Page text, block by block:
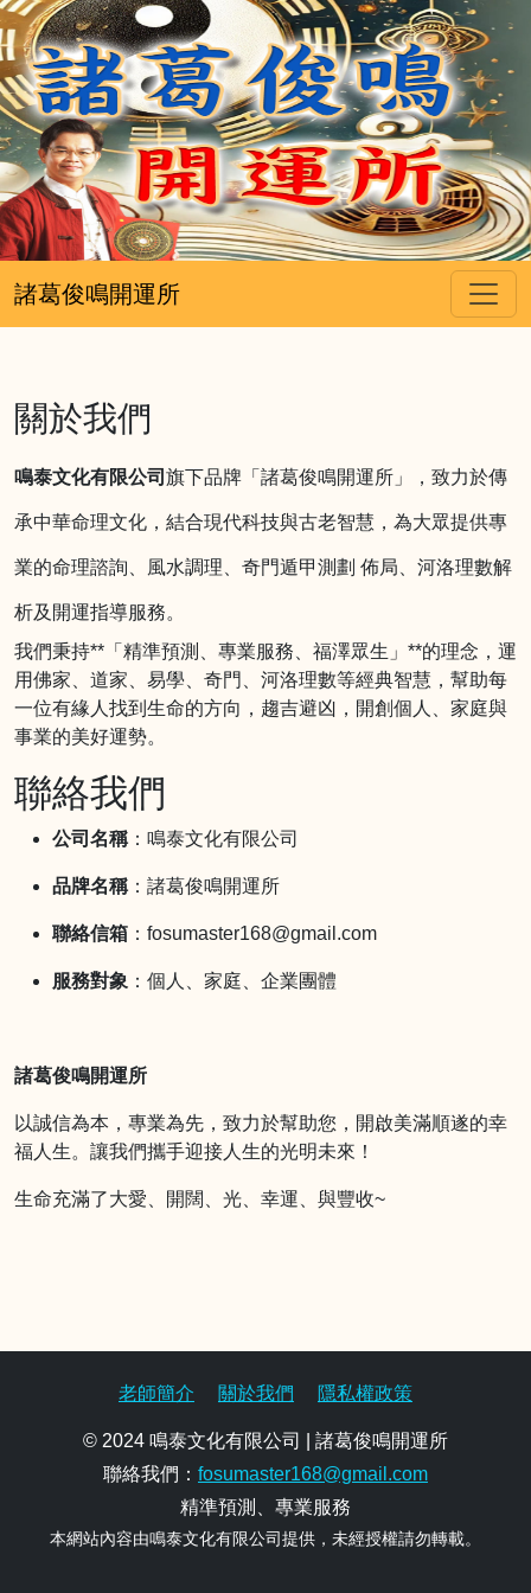
諸葛俊鳴開運所
關於我們
鳴泰文化有限公司 旗下品牌「諸葛俊鳴開運所」，致力於傳
承中華命理文化，結合現代科技與古老智慧，為大眾提供專
業的命理諮詢、風水調理、奇門遁甲測劃 佈局、河洛理數解
析及開運指導服務。
我們秉持**「精準預測、專業服務、福澤眾生」**的理念，運
用佛家、道家、易學、奇門、河洛理數等經典智慧，幫助每
一位有緣人找到生命的方向，趨吉避凶，開創個人、家庭與
事業的美好運勢。
聯絡我們
公司名稱：鳴泰文化有限公司
品牌名稱：諸葛俊鳴開運所
聯絡信箱 ： fosumaster168@gmail.com
服務對象 ：個人、家庭、企業團體
諸葛俊鳴開運所
以誠信為本，專業為先，致力於幫助您，開啟美滿順遂的幸
福人生。讓我們攜手迎接人生的光明未來！
生命充滿了大愛、開闊、光、幸運、與豐收~
老師簡介 關於我們 隱私權政策
© 2024 鳴泰文化有限公司 | 諸葛俊鳴開運所
聯絡我們： fosumaster168@gmail.com
精準預測、專業服務
本網站內容由鳴泰文化有限公司提供，未經授權請勿轉載。